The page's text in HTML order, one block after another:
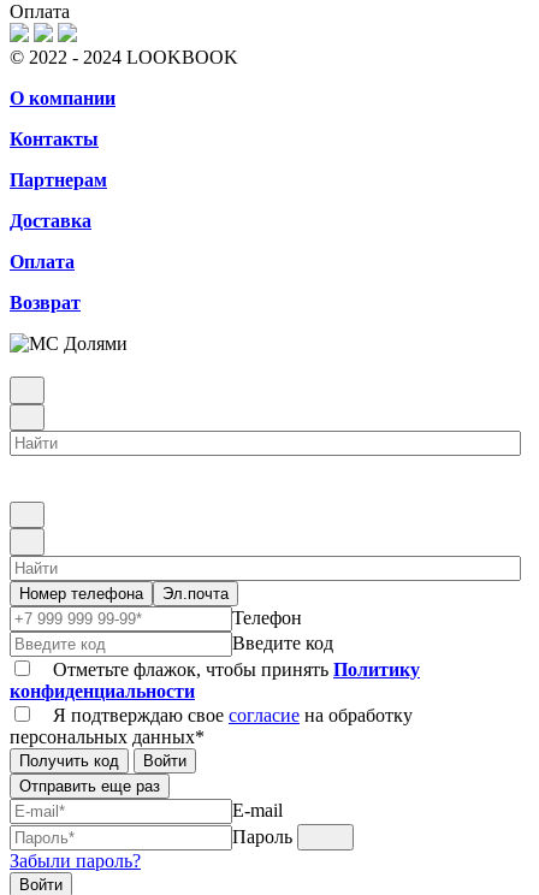
Оплата
© 2022 - 2024 LOOKBOOK
О компании
Контакты
Партнерам
Доставка
Оплата
Возврат
Номер телефона Эл.почта
Телефон
Введите код
Отметьте флажок, чтобы принять Политику
конфиденциальности
Я подтверждаю свое согласие на обработку
персональных данных*
Получить код
Войти
Отправить еще раз
E-mail
Пароль
Забыли пароль?
Войти